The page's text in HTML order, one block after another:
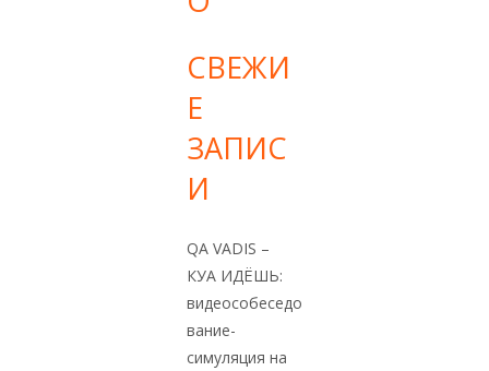
СВЕЖИ
Е
ЗАПИС
И
QA VADIS –
КУА ИДЁШЬ:
видеособеседо
вание-
симуляция на